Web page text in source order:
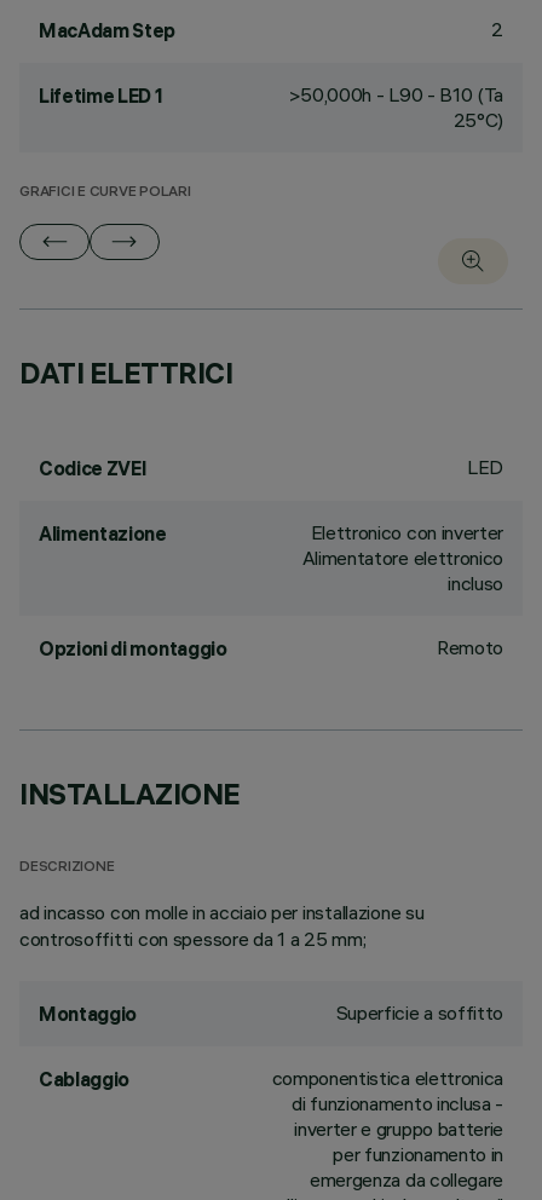
MacAdam Step 2
Lifetime LED 1
>50,000h - L90 - B10 (Ta
25°C)
GRAFICI E CURVE POLARI
DATI ELETTRICI
Codice ZVEI LED
Alimentazione
Elettronico con inverter
Alimentatore elettronico
incluso
Opzioni di montaggio Remoto
INSTALLAZIONE
DESCRIZIONE
ad incasso con molle in acciaio per installazione su
controsoffitti con spessore da 1 a 25 mm;
Montaggio Superficie a soffitto
Cablaggio
componentistica elettronica
di funzionamento inclusa -
inverter e gruppo batterie
per funzionamento in
emergenza da collegare